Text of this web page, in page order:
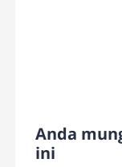
Anda
ini